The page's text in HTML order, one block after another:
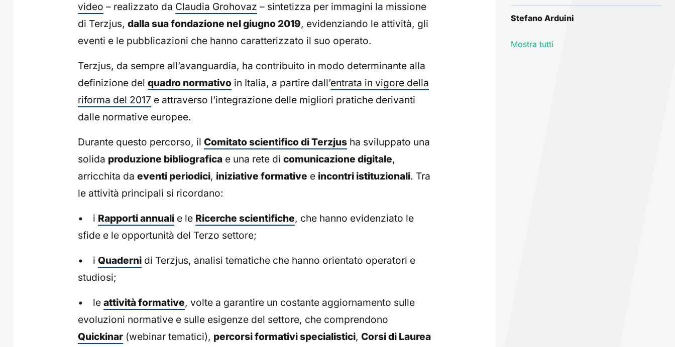
video – realizzato da Claudia Grohovaz – sintetizza per immagini la missione
di Terzjus, dalla sua fondazione nel giugno 2019, evidenziando le attività, gli
eventi e le pubblicazioni che hanno caratterizzato il suo operato.
Terzjus, da sempre all’avanguardia, ha contribuito in modo determinante alla
definizione del quadro normativo in Italia, a partire dall’entrata in vigore della
riforma del 2017 e attraverso l’integrazione delle migliori pratiche derivanti
dalle normative europee.
Durante questo percorso, il Comitato scientifico di Terzjus ha sviluppato una
solida produzione bibliografica e una rete di comunicazione digitale,
arricchita da eventi periodici, iniziative formative e incontri istituzionali. Tra
le attività principali si ricordano:
• i Rapporti annuali e le Ricerche scientifiche, che hanno evidenziato le
sfide e le opportunità del Terzo settore;
• i Quaderni di Terzjus, analisi tematiche che hanno orientato operatori e
studiosi;
• le attività formative, volte a garantire un costante aggiornamento sulle
evoluzioni normative e sulle esigenze del settore, che comprendono
Quickinar (webinar tematici), percorsi formativi specialistici, Corsi di Laurea
Stefano Arduini
Mostra tutti